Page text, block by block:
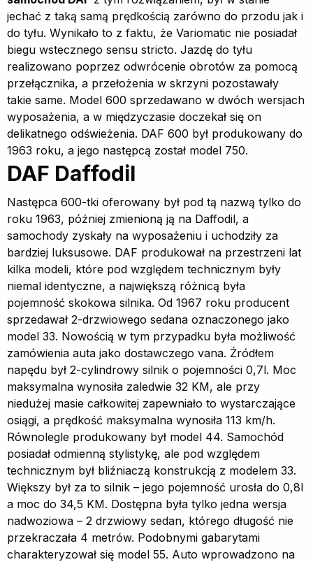
jechać z taką samą prędkością zarówno do przodu jak i
do tyłu. Wynikało to z faktu, że Variomatic nie posiadał
biegu wstecznego sensu stricto. Jazdę do tyłu
realizowano poprzez odwrócenie obrotów za pomocą
przełącznika, a przełożenia w skrzyni pozostawały
takie same. Model 600 sprzedawano w dwóch wersjach
wyposażenia, a w międzyczasie doczekał się on
delikatnego odświeżenia. DAF 600 był produkowany do
1963 roku, a jego następcą został model 750.
DAF Daffodil
Następca 600-tki oferowany był pod tą nazwą tylko do
roku 1963, później zmienioną ją na Daffodil, a
samochody zyskały na wyposażeniu i uchodziły za
bardziej luksusowe. DAF produkował na przestrzeni lat
kilka modeli, które pod względem technicznym były
niemal identyczne, a największą różnicą była
pojemność skokowa silnika. Od 1967 roku producent
sprzedawał 2-drzwiowego sedana oznaczonego jako
model 33. Nowością w tym przypadku była możliwość
zamówienia auta jako dostawczego vana. Źródłem
napędu był 2-cylindrowy silnik o pojemności 0,7l. Moc
maksymalna wynosiła zaledwie 32 KM, ale przy
niedużej masie całkowitej zapewniało to wystarczające
osiągi, a prędkość maksymalna wynosiła 113 km/h.
Równolegle produkowany był model 44. Samochód
posiadał odmienną stylistykę, ale pod względem
technicznym był bliźniaczą konstrukcją z modelem 33.
Większy był za to silnik – jego pojemność urosła do 0,8l
a moc do 34,5 KM. Dostępna była tylko jedna wersja
nadwoziowa – 2 drzwiowy sedan, którego długość nie
przekraczała 4 metrów. Podobnymi gabarytami
charakteryzował się model 55. Auto wprowadzono na